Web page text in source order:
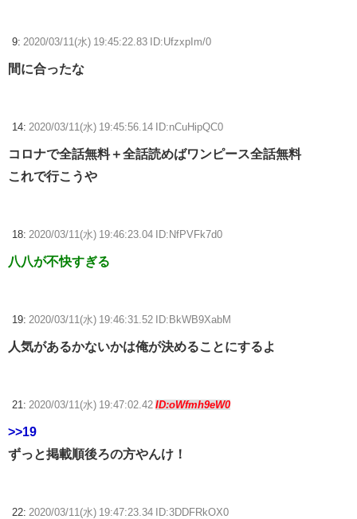
9: 2020/03/11(水) 19:45:22.83 ID:UfzxpIm/0
間に合ったな
14: 2020/03/11(水) 19:45:56.14 ID:nCuHipQC0
コロナで全話無料＋全話読めばワンピース全話無料
これで行こうや
18: 2020/03/11(水) 19:46:23.04 ID:NfPVFk7d0
八八が不快すぎる
19: 2020/03/11(水) 19:46:31.52 ID:BkWB9XabM
人気があるかないかは俺が決めることにするよ
21: 2020/03/11(水) 19:47:02.42 ID:oWfmh9eW0
>>19
ずっと掲載順後ろの方やんけ！
22: 2020/03/11(水) 19:47:23.34 ID:3DDFRkOX0